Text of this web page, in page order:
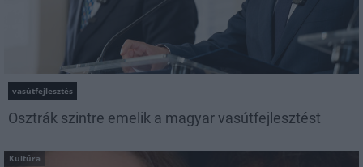
vasútfejlesztés
Osztrák szintre emelik a magyar vasútfejlesztést
Kultúra